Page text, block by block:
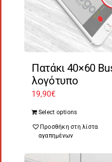
Πατάκι 40×60
λογότυπο
19,90€
Select options
Προσθήκη στη λίστα
αγαπημένων